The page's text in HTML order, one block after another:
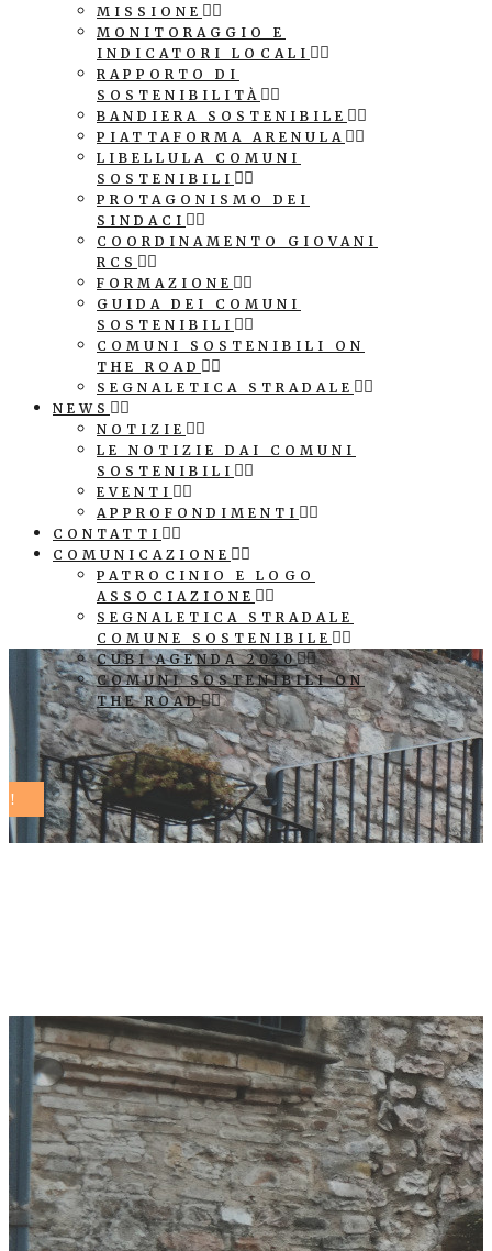
MISSIONE
MONITORAGGIO E
INDICATORI LOCALI
RAPPORTO DI
SOSTENIBILITÀ
BANDIERA SOSTENIBILE
PIATTAFORMA ARENULA
LIBELLULA COMUNI
SOSTENIBILI
PROTAGONISMO DEI
SINDACI
COORDINAMENTO GIOVANI
RCS
FORMAZIONE
GUIDA DEI COMUNI
SOSTENIBILI
COMUNI SOSTENIBILI ON
THE ROAD
SEGNALETICA STRADALE
NEWS
NOTIZIE
LE NOTIZIE DAI COMUNI
SOSTENIBILI
EVENTI
APPROFONDIMENTI
CONTATTI
COMUNICAZIONE
PATROCINIO E LOGO
ASSOCIAZIONE
SEGNALETICA STRADALE
COMUNE SOSTENIBILE
CUBI AGENDA 2030
COMUNI SOSTENIBILI ON
THE ROAD